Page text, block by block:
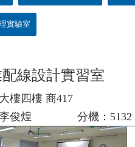
實驗室
線設計實習室
樓四樓 商417
李俊煌 分機：5132